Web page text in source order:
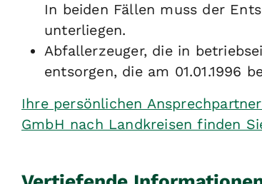
In beiden Fällen muss der
unterliegen.
Abfallerzeuger, die in
entsorgen, die am 01.01.1996
Ihre persönlichen
GmbH nach Landkreisen finden